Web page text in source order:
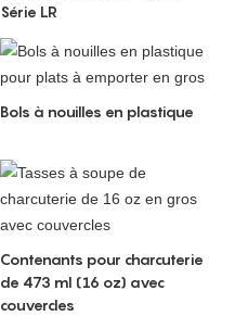
Série LR
Bols à nouilles en plastique
Contenants pour charcuterie
de 473 ml (16 oz) avec
couvercles